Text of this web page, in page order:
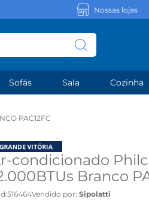
Nossas lojas
Sofás Sala Cozinha
PAC12FC
condicionado
Branco
:516464Vendido por: Sipolatti